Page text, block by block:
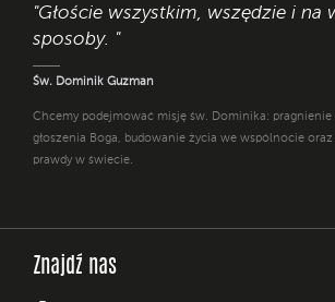
"Głoście wszystkim, wszędzie i na
sposoby. "
Św. Dominik Guzman
Chcemy podejmować misję św. Dominika:
głoszenia Boga, budowanie życia we wspólnocie
prawdy w świecie.
Znajdź nas